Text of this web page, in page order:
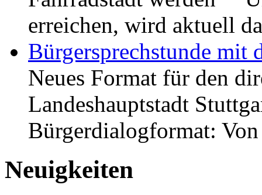
erreichen, wird aktuell
Bürgersprechstunde mit
Neues Format für den
Landeshauptstadt
Bürgerdialogformat:
Neuigkeiten